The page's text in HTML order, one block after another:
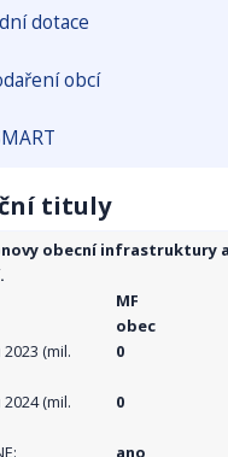
dotace
obcí
tituly
obecní infrastruktury
MF
obec
(mil.
0
(mil.
0
ano